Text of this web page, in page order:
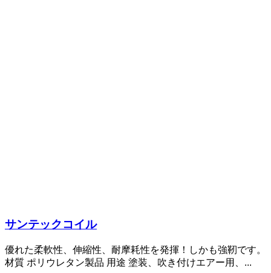
サンテックコイル
優れた柔軟性、伸縮性、耐摩耗性を発揮！しかも強靭です。
材質 ポリウレタン製品 用途 塗装、吹き付けエアー用、...